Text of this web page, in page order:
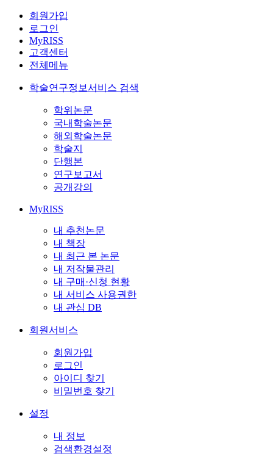
회원가입
로그인
MyRISS
고객센터
전체메뉴
학술연구정보서비스 검색
학위논문
국내학술논문
해외학술논문
학술지
단행본
연구보고서
공개강의
MyRISS
내 추천논문
내 책장
내 최근 본 논문
내 저작물관리
내 구매·신청 현황
내 서비스 사용권한
내 관심 DB
회원서비스
회원가입
로그인
아이디 찾기
비밀번호 찾기
설정
내 정보
검색환경설정